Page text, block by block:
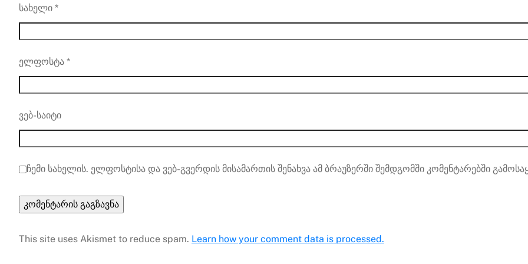
სახელი *
ელფოსტა *
ვებ-საიტი
ჩემი სახელის. ელფოსტისა და ვებ-გვერდის მისამართის შენახვა ამ ბრაუზერში შემდგომში კომენტარებში
This site uses Akismet to reduce spam. Learn how your comment data is processed.